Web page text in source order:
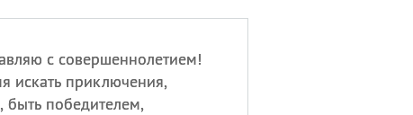
с совершеннолетием!
искать приключения,
быть победителем,